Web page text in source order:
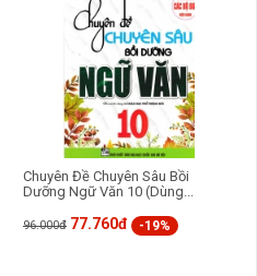
Chuyên Đề Chuyên Sâu Bồi
Dưỡng Ngữ Văn 10 (Dùng...
96.000đ 77.760đ -19%